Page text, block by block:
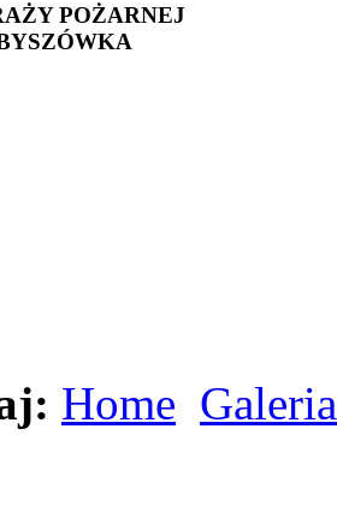
POŻARNEJ
Home Galeria